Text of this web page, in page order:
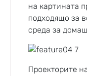
на картината
подходящо за
среда за
Проекторите